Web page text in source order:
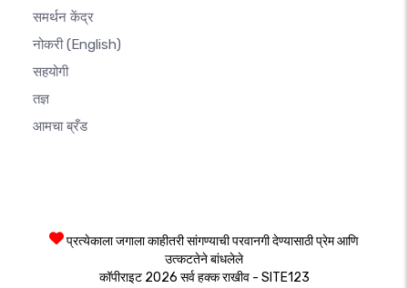
समर्थन केंद्र
नोकरी(English)
सहयोगी
तज्ञ
आमचा ब्रँड
प्रत्येकाला जगाला काहीतरी सांगण्याची परवानगी देण्यासाठी प्रेम आणि
उत्कटतेने बांधलेले
कॉपीराइट 2026 सर्व हक्क राखीव - SITE123